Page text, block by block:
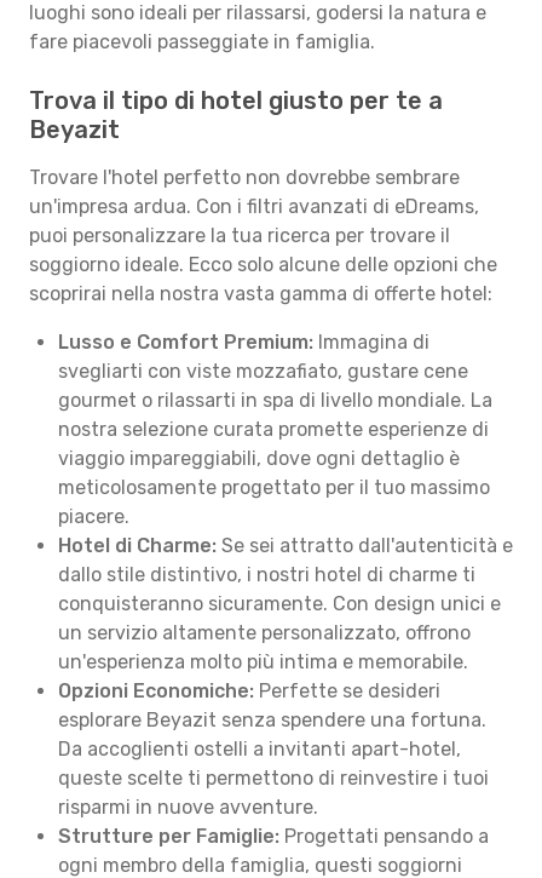
luoghi sono ideali per rilassarsi, godersi la natura e
fare piacevoli passeggiate in famiglia.
Trova il tipo di hotel giusto per te a
Beyazit
Trovare l'hotel perfetto non dovrebbe sembrare
un'impresa ardua. Con i filtri avanzati di eDreams,
puoi personalizzare la tua ricerca per trovare il
soggiorno ideale. Ecco solo alcune delle opzioni che
scoprirai nella nostra vasta gamma di offerte hotel:
Lusso e Comfort Premium: Immagina di
svegliarti con viste mozzafiato, gustare cene
gourmet o rilassarti in spa di livello mondiale. La
nostra selezione curata promette esperienze di
viaggio impareggiabili, dove ogni dettaglio è
meticolosamente progettato per il tuo massimo
piacere.
Hotel di Charme: Se sei attratto dall'autenticità e
dallo stile distintivo, i nostri hotel di charme ti
conquisteranno sicuramente. Con design unici e
un servizio altamente personalizzato, offrono
un'esperienza molto più intima e memorabile.
Opzioni Economiche: Perfette se desideri
esplorare Beyazit senza spendere una fortuna.
Da accoglienti ostelli a invitanti apart-hotel,
queste scelte ti permettono di reinvestire i tuoi
risparmi in nuove avventure.
Strutture per Famiglie: Progettati pensando a
ogni membro della famiglia, questi soggiorni